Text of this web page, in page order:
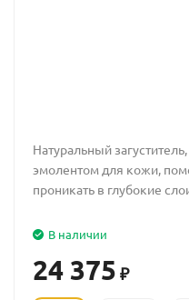
Натуральный
эмолентом для кожи,
проникать в глубокие
В наличии
24 375 ₽